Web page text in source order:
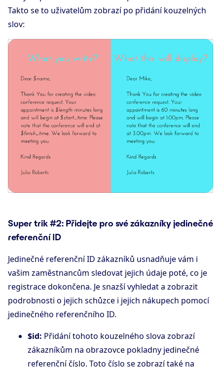
Takto se to uživatelům zobrazí po přidání kouzelných
slov:
Super trik #2: Přidejte pro své zákazníky jedinečné
referenční ID
Jedinečné referenční ID zákazníků usnadňuje vám i
vašim zaměstnancům sledovat jejich údaje poté, co je
registrace dokončena. Je snazší vyhledat a zobrazit
podrobnosti o jejich schůzce i jejich nákupech pomocí
jedinečného referenčního ID.
$id: Přidání tohoto kouzelného slova zobrazí
zákazníkům na obrazovce pokladny jedinečné
referenční číslo. Toto číslo se zobrazí také na